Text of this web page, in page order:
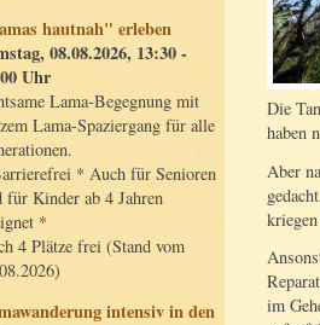
hautnah" erleben
08.08.2026, 13:30 -
Uhr
Lama-Begegnung mit
Lama-Spaziergang für alle
* Auch für Senioren
für Kinder ab 4 Jahren
*
4 Plätze frei (Stand vom
intensiv in den
Die
haben
Aber
im